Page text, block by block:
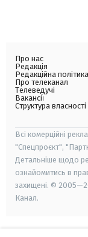
Про нас
Редакція
Редакційна політика
Про телеканал
Телеведучі
Вакансії
Структура власності
Всі комерційні
"Спецпроєкт",
Детальніше щодо
ознайомитись в
захищені. ©
Канал.